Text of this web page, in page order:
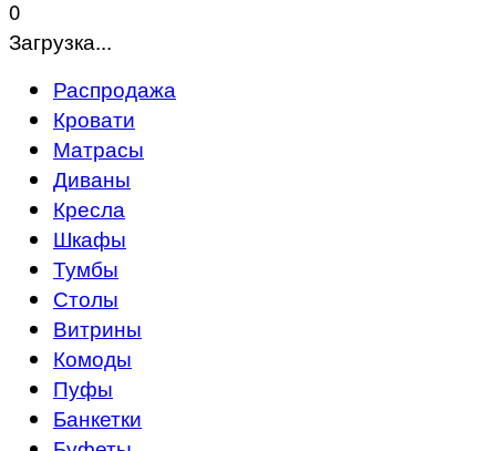
0
Загрузка...
Распродажа
Кровати
Матрасы
Диваны
Кресла
Шкафы
Тумбы
Столы
Витрины
Комоды
Пуфы
Банкетки